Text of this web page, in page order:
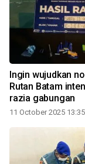
Ingin wujudkan
Rutan Batam
razia gabungan
11 October 2025